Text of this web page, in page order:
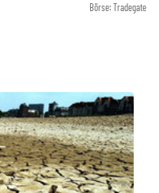
Börse: Tradegate